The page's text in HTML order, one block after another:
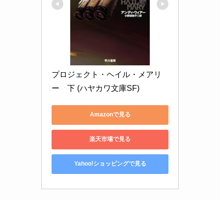
プロジェクト・ヘイル・メアリ
ー　下 (ハヤカワ文庫SF)
Amazonで見る
楽天市場で見る
Yahoo!ショッピングで見る